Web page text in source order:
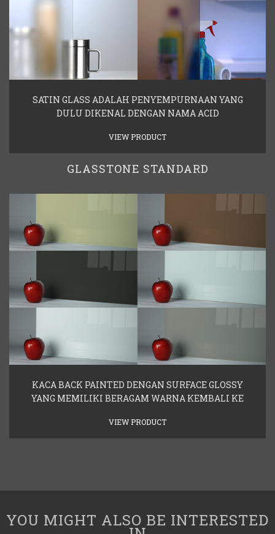
SATIN GLASS ADALAH PENYEMPURNAAN YANG
DULU DIKENAL DENGAN NAMA ACID
VIEW PRODUCT
GLASSTONE STANDARD
KACA BACK PAINTED DENGAN SURFACE GLOSSY
YANG MEMILIKI BERAGAM WARNA KEMBALI KE
VIEW PRODUCT
YOU MIGHT ALSO BE INTERESTED